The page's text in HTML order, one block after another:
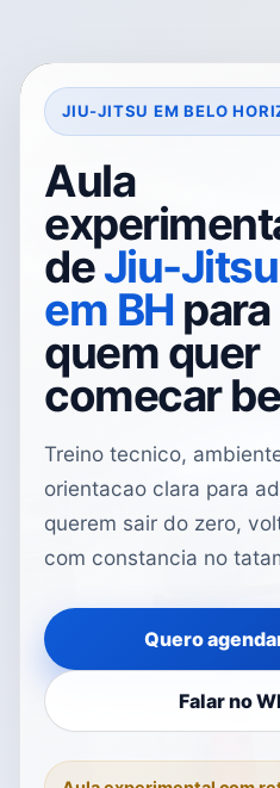
JIU-JITSU EM BELO
Aula
deJiu-Jitsu
em BH para
quem quer
comecar
Treino tecnico,
orientacao clara para
querem sair do zero,
com constancia no
Quero
Falar no